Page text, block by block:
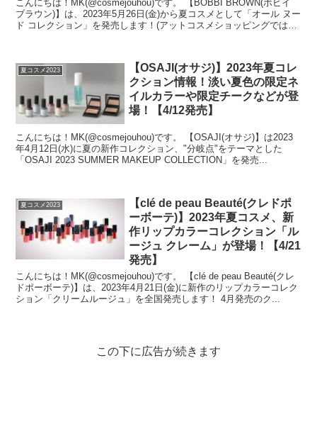
こんにちは！MK(@cosmejouhou)です。 【BOBBI BROWN(ボビイ
ブラウン)】は、2023年5月26日(金)から夏コスメとして「オール ヌー
ド コレクション」を発売します！(アットコスメショッピングでは5
夏コスメ2023
【OSAJI(オサジ)】2023年夏コレ
クション情報！淡い夏色の限定ネ
イルカラーや限定チークなどが登
場！【4/12発売】
こんにちは！MK(@cosmejouhou)です。 【OSAJI(オサジ)】は2023
年4月12日(水)に夏の新作コレクション、"分岐点"をテーマとした
「OSAJI 2023 SUMMER MAKEUP COLLECTION」を発売...
夏コスメ2023
【clé de peau Beauté(クレドポ
ーボーテ)】2023年夏コスメ、新
作リップカラーコレクション「ル
ージュ クレーム」が登場！【4/21
発売】
こんにちは！MK(@cosmejouhou)です。 【clé de peau Beauté(クレ
ドポーボーテ)】は、2023年4月21日(金)に新作のリップカラーコレク
ション「クリームルージュ」を全国発売します！ 4月発売のク...
この下に広告が続きます